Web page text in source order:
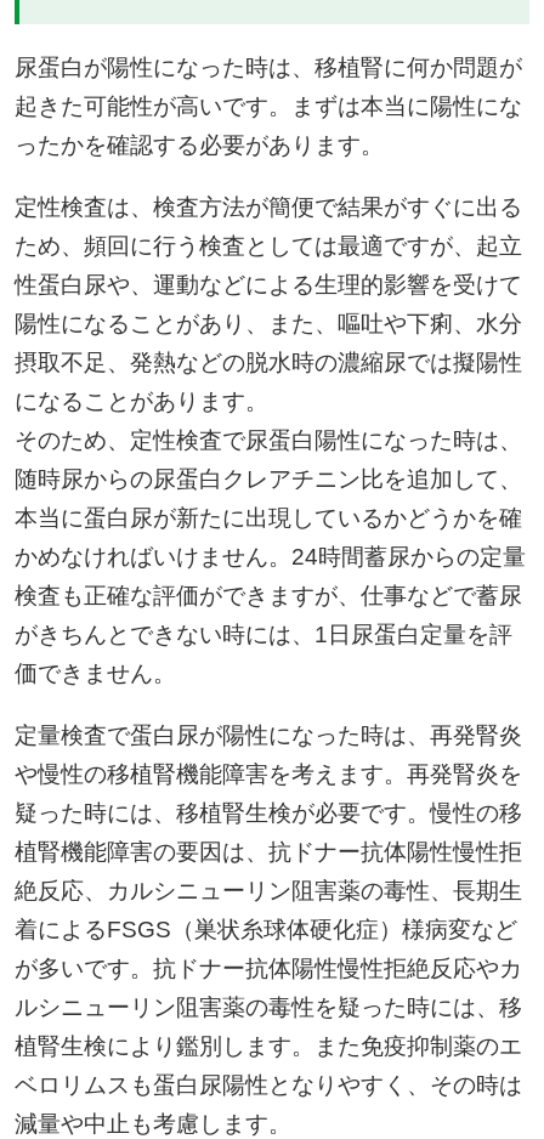
尿蛋白が陽性になった時は、移植腎に何か問題が
起きた可能性が高いです。まずは本当に陽性にな
ったかを確認する必要があります。
定性検査は、検査方法が簡便で結果がすぐに出る
ため、頻回に行う検査としては最適ですが、起立
性蛋白尿や、運動などによる生理的影響を受けて
陽性になることがあり、また、嘔吐や下痢、水分
摂取不足、発熱などの脱水時の濃縮尿では擬陽性
になることがあります。
そのため、定性検査で尿蛋白陽性になった時は、
随時尿からの尿蛋白クレアチニン比を追加して、
本当に蛋白尿が新たに出現しているかどうかを確
かめなければいけません。24時間蓄尿からの定量
検査も正確な評価ができますが、仕事などで蓄尿
がきちんとできない時には、1日尿蛋白定量を評
価できません。
定量検査で蛋白尿が陽性になった時は、再発腎炎
や慢性の移植腎機能障害を考えます。再発腎炎を
疑った時には、移植腎生検が必要です。慢性の移
植腎機能障害の要因は、抗ドナー抗体陽性慢性拒
絶反応、カルシニューリン阻害薬の毒性、長期生
着によるFSGS（巣状糸球体硬化症）様病変など
が多いです。抗ドナー抗体陽性慢性拒絶反応やカ
ルシニューリン阻害薬の毒性を疑った時には、移
植腎生検により鑑別します。また免疫抑制薬のエ
ベロリムスも蛋白尿陽性となりやすく、その時は
減量や中止も考慮します。